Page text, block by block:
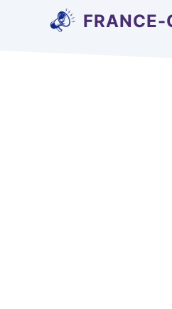
FRANCE-